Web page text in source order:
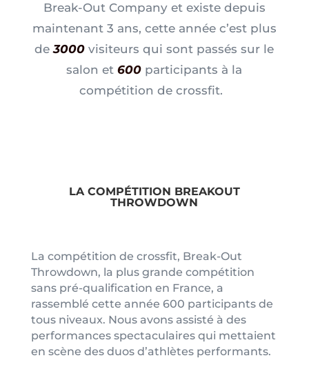
Break-Out Company et existe depuis
maintenant 3 ans, cette année c’est plus
de3000 visiteurs qui sont passés sur le
salon et600 participants à la
compétition de crossfit.
LA COMPÉTITION BREAKOUT
THROWDOWN
La compétition de crossfit, Break-Out
Throwdown, la plus grande compétition
sans pré-qualification en France, a
rassemblé cette année 600 participants de
tous niveaux. Nous avons assisté à des
performances spectaculaires qui mettaient
en scène des duos d’athlètes performants.